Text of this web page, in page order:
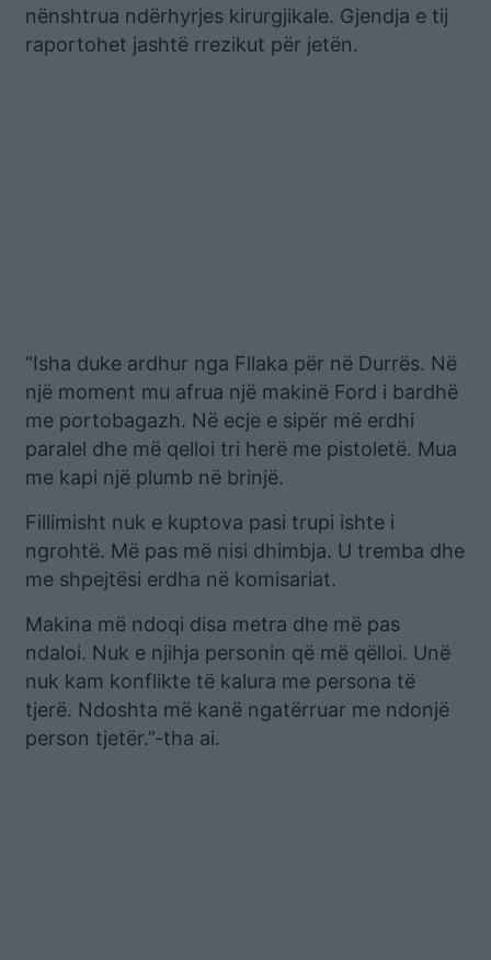
nënshtrua ndërhyrjes kirurgjikale. Gjendja e tij
raportohet jashtë rrezikut për jetën.
“Isha duke ardhur nga Fllaka për në Durrës. Në
një moment mu afrua një makinë Ford i bardhë
me portobagazh. Në ecje e sipër më erdhi
paralel dhe më qelloi tri herë me pistoletë. Mua
me kapi një plumb në brinjë.
Fillimisht nuk e kuptova pasi trupi ishte i
ngrohtë. Më pas më nisi dhimbja. U tremba dhe
me shpejtësi erdha në komisariat.
Makina më ndoqi disa metra dhe më pas
ndaloi. Nuk e njihja personin që më qëlloi. Unë
nuk kam konflikte të kalura me persona të
tjerë. Ndoshta më kanë ngatërruar me ndonjë
person tjetër.”-tha ai.